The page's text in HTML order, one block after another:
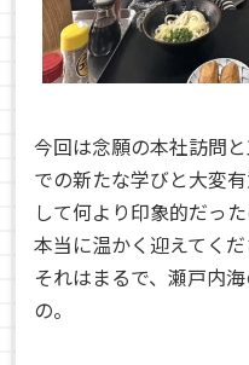
今回は念願の本社訪問
での新たな学びと大変
して何より印象的だっ
本当に温かく迎えてくだ
それはまるで、瀬戸内
の。